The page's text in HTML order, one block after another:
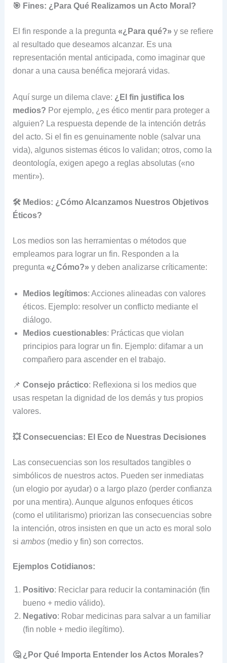
🎯 Fines: ¿Para Qué Realizamos un Acto Moral?
El fin responde a la pregunta «¿Para qué?» y se refiere
al resultado que deseamos alcanzar. Es una
representación mental anticipada, como imaginar que
donar a una causa benéfica mejorará vidas.
Aquí surge un dilema clave: ¿El fin justifica los
medios? Por ejemplo, ¿es ético mentir para proteger a
alguien? La respuesta depende de la intención detrás
del acto. Si el fin es genuinamente noble (salvar una
vida), algunos sistemas éticos lo validan; otros, como la
deontología, exigen apego a reglas absolutas («no
mentir»).
🛠️ Medios: ¿Cómo Alcanzamos Nuestros Objetivos
Éticos?
Los medios son las herramientas o métodos que
empleamos para lograr un fin. Responden a la
pregunta «¿Cómo?» y deben analizarse críticamente:
Medios legítimos: Acciones alineadas con valores
éticos. Ejemplo: resolver un conflicto mediante el
diálogo.
Medios cuestionables: Prácticas que violan
principios para lograr un fin. Ejemplo: difamar a un
compañero para ascender en el trabajo.
📌 Consejo práctico: Reflexiona si los medios que
usas respetan la dignidad de los demás y tus propios
valores.
💥 Consecuencias: El Eco de Nuestras Decisiones
Las consecuencias son los resultados tangibles o
simbólicos de nuestros actos. Pueden ser inmediatas
(un elogio por ayudar) o a largo plazo (perder confianza
por una mentira). Aunque algunos enfoques éticos
(como el utilitarismo) priorizan las consecuencias sobre
la intención, otros insisten en que un acto es moral solo
si ambos(medio y fin) son correctos.
Ejemplos Cotidianos:
Positivo: Reciclar para reducir la contaminación (fin
bueno + medio válido).
Negativo: Robar medicinas para salvar a un familiar
(fin noble + medio ilegítimo).
🤔 ¿Por Qué Importa Entender los Actos Morales?